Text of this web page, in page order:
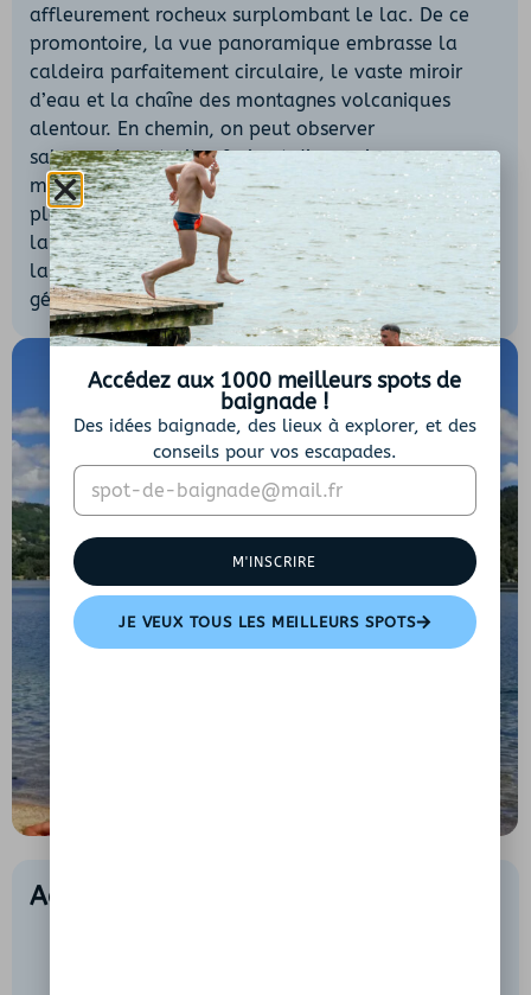
affleurement rocheux surplombant le lac. De ce
promontoire, la vue panoramique embrasse la
caldeira parfaitement circulaire, le vaste miroir
d’eau et la chaîne des montagnes volcaniques
alentour. En chemin, on peut observer
salamandres, truites fario et divers oiseaux
migrateurs. Le rivage sud, plus doux, propose des
plages naturelles parfaites pour le pique-nique et
la baignade en famille. Ce site d’exception,
labellisé Station Verte, ravira les amoureux de
géologie, d’histoire et de nature sauvage.
Activités et conseils au Lac d’Issarlès
Accédez aux 1000 meilleurs spots de
baignade !
Des idées baignade, des lieux à explorer, et des
conseils pour vos escapades.
*E
a
i
l
M'INSCRIRE
JE VEUX TOUS LES MEILLEURS SPOTS